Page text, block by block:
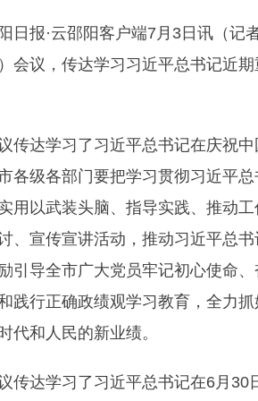
日报·云邵阳客户端7月3日讯（记
）会议，传达学习习近平总书记近
传达学习了习近平总书记在庆祝
各级各部门要把学习贯彻习近平
用以武装头脑、指导实践、推动
、宣传宣讲活动，推动习近平总
引导全市广大党员牢记初心使命
践行正确政绩观学习教育，全力
代和人民的新业绩。
传达学习了习近平总书记在6月